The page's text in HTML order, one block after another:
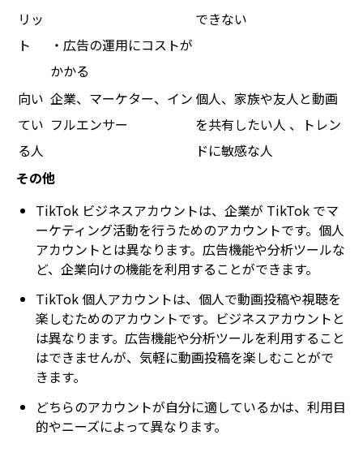
リッ
ト
・広告の運用にコストが
かかる
できない
向い
てい
る人
企業、マーケター、イン
フルエンサー
個人、家族や友人と動画
を共有したい人 、トレン
ドに敏感な人
その他
TikTok ビジネスアカウントは、企業が TikTok でマ
ーケティング活動を行うためのアカウントです。個人
アカウントとは異なります。広告機能や分析ツールな
ど、企業向けの機能を利用することができます。
TikTok 個人アカウントは、個人で動画投稿や視聴を
楽しむためのアカウントです。ビジネスアカウントと
は異なります。広告機能や分析ツールを利用すること
はできませんが、気軽に動画投稿を楽しむことがで
きます。
どちらのアカウントが自分に適しているかは、利用目
的やニーズによって異なります。